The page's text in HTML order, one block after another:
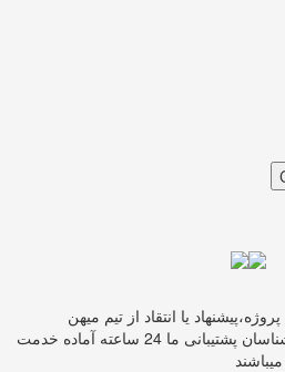
یا انتقاد از تیم میهن
وبمستر با ما تماس بگیرید.کارشناسان پشتیبانی ما 24 ساعته آماده خدمت